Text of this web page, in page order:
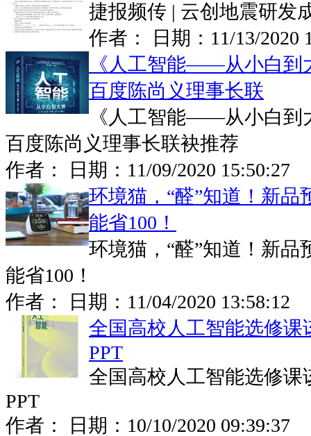
捷报频传 | 云创地震研发
作者： 日期： 11/13/2020
《人工智能——从小白到
百度陈尚义理事长联
《人工智能——从小白到
百度陈尚义理事长联袂推荐
作者： 日期： 11/09/2020 15:50:27
环境猫，“醛”知道！新品
能省100！
环境猫，“醛”知道！新品
能省100！
作者： 日期： 11/04/2020 13:58:12
全国高校人工智能选修课
PPT
全国高校人工智能选修课
PPT
作者： 日期： 10/10/2020 09:39:37